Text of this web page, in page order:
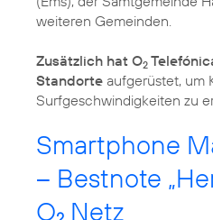
weiteren Gemeinden.
Zusätzlich hat O2
Standorte aufgerüstet, um
Surfgeschwindigkeiten zu
Smartphone
– Bestnote
O Netz